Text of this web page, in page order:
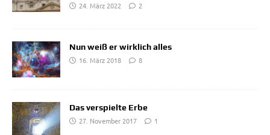
24. März 2022
2
Nun weiß er wirklich alles
16. März 2018
8
Das verspielte Erbe
27. November 2017
1